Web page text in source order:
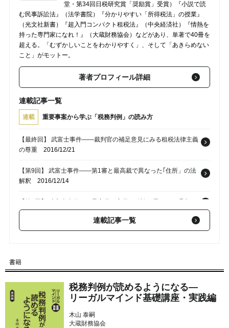
堂・第34回日税研究賞「奨励賞」受賞）『小説で読
む民事訴訟法』（法学書院）『分かりやすい「所得税法」の授業』
（光文社新書）『超入門コンパクト租税法』（中央経済社）『情熱を
持った専門家になれ！』（大蔵財務協会）などがあり、単著で40冊を
超える。「むずかしいことをわかりやすく」、そして「あきらめない
こと」がモットー。
著者プロフィール詳細
連載記事一覧
連載 重要事案から学ぶ「税務判例」の読み方
【最終回】 武富士事件――裁判官の補足意見にみる租税法律主義
の尊重 2016/12/21
【第9回】 武富士事件――第1審と最高裁で異なった｢住所」の法
解釈 2016/12/14
2016/12/07
【第7回】 武富士事件――最高裁の判決に見る｢法解釈と立法論｣
【第6回】 武富士事件――「あてはめ」で導き出された最高裁の
「結論」2016/11/23
連載記事一覧
書籍
税務判例が読めるようになる―
リーガルマインド基礎講座・実践編
木山 泰嗣
大蔵財務協会